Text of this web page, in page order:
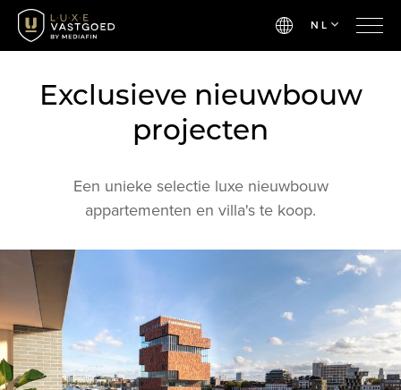
NL
Exclusieve nieuwbouw
projecten
Een unieke selectie luxe nieuwbouw
appartementen en villa's te koop.